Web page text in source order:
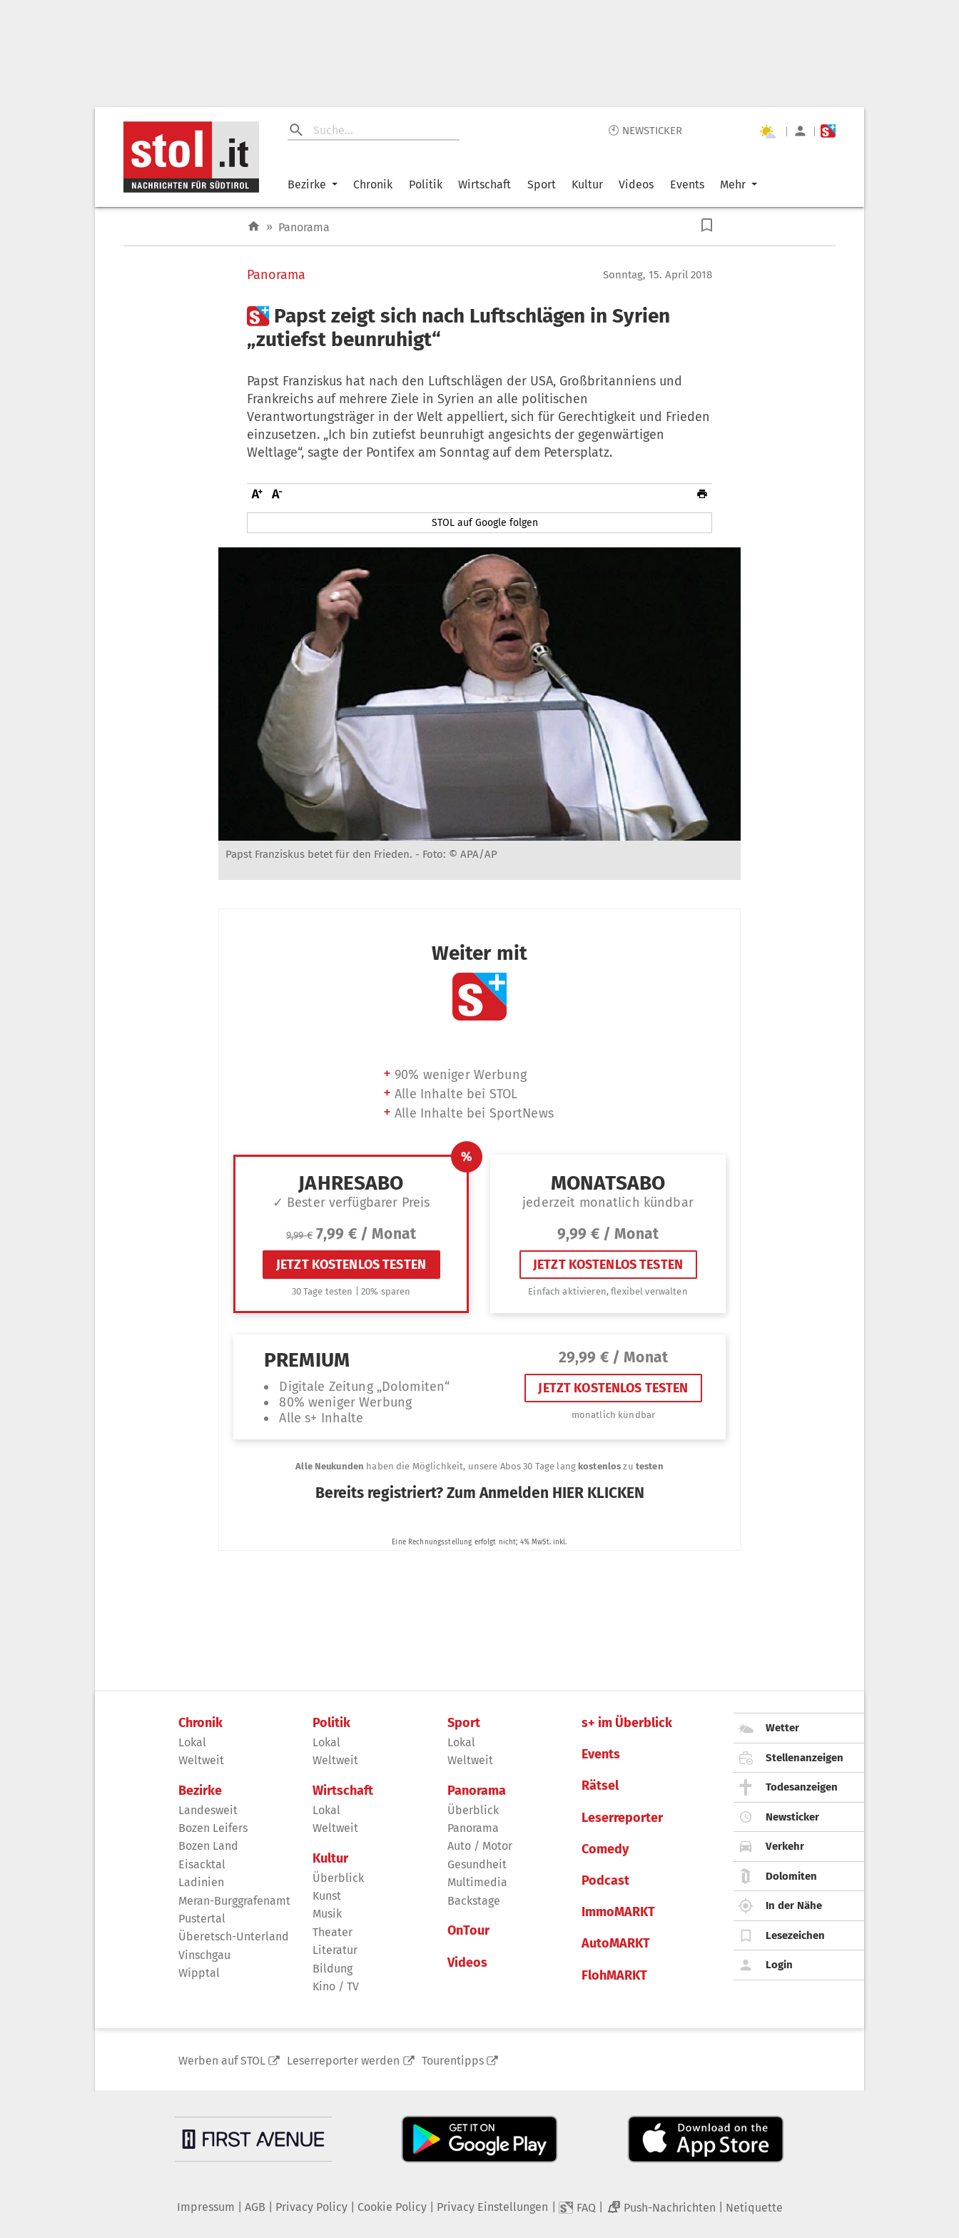
🕙 NEWSTICKER | |
Bezirke Chronik Politik Wirtschaft Sport Kultur Videos Events Mehr
» Panorama
Panorama Sonntag, 15. April 2018
 Papst zeigt sich nach Luftschlägen in Syrien
„zutiefst beunruhigt“
Papst Franziskus hat nach den Luftschlägen der USA, Großbritanniens und
Frankreichs auf mehrere Ziele in Syrien an alle politischen
Verantwortungsträger in der Welt appelliert, sich für Gerechtigkeit und Frieden
einzusetzen. „Ich bin zutiefst beunruhigt angesichts der gegenwärtigen
Weltlage“, sagte der Pontifex am Sonntag auf dem Petersplatz.
STOL auf Google folgen
Papst Franziskus betet für den Frieden. - Foto: © APA/AP
Chronik
Lokal
Weltweit
Bezirke
Landesweit
Bozen Leifers
Bozen Land
Eisacktal
Ladinien
Meran-Burggrafenamt
Pustertal
Überetsch-Unterland
Vinschgau
Wipptal
Politik
Lokal
Weltweit
Wirtschaft
Lokal
Weltweit
Kultur
Überblick
Kunst
Musik
Theater
Literatur
Bildung
Kino / TV
Sport
Lokal
Weltweit
Panorama
Überblick
Panorama
Auto / Motor
Gesundheit
Multimedia
Backstage
OnTour
Videos
s+ im Überblick
Events
Rätsel
Leserreporter
Comedy
Podcast
ImmoMARKT
AutoMARKT
FlohMARKT
Wetter
Stellenanzeigen
Todesanzeigen
Newsticker
Verkehr
Dolomiten
In der Nähe
Lesezeichen
Login
Werben auf STOL Leserreporter werden Tourentipps
Impressum AGB Privacy Policy| Cookie Policy| Privacy Einstellungen FAQ 2 Push-Nachrichten Netiquette